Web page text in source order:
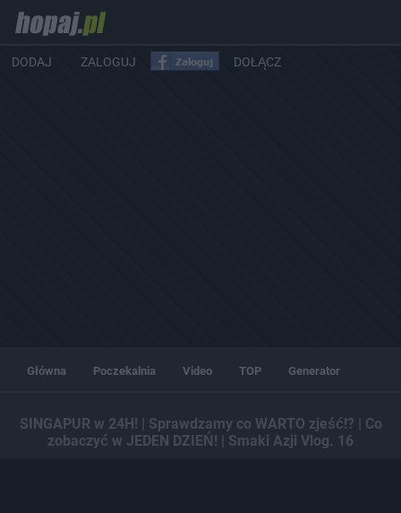
DODAJ ZALOGUJ DOŁĄCZ
Główna Poczekalnia Video TOP Generator
SINGAPUR w 24H! | Sprawdzamy co WARTO zjeść!? | Co
zobaczyć w JEDEN DZIEŃ! | Smaki Azji Vlog. 16